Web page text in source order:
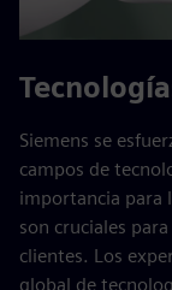
Siemens se
campos de
importancia para
son cruciales
clientes. Los
global de